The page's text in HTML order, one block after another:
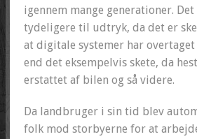
igennem mange generationer.
tydeligere til udtryk, da det er
at digitale systemer har
end det eksempelvis skete, da
erstattet af bilen og så videre.
Da landbruger i sin tid blev
folk mod storbyerne for at